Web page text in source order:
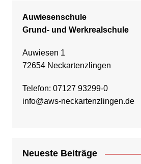
Auwiesenschule
Grund- und Werkrealschule
Auwiesen 1
72654 Neckartenzlingen
Telefon: 07127 93299-0
info@aws-neckartenzlingen.de
Neueste Beiträge